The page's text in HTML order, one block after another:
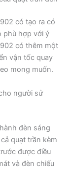
có tạo ra có
phù hợp với ý
có thêm một
vận tốc quay
mong muốn.
người sử
đèn sáng
quạt trần kèm
được điều
và đèn chiếu